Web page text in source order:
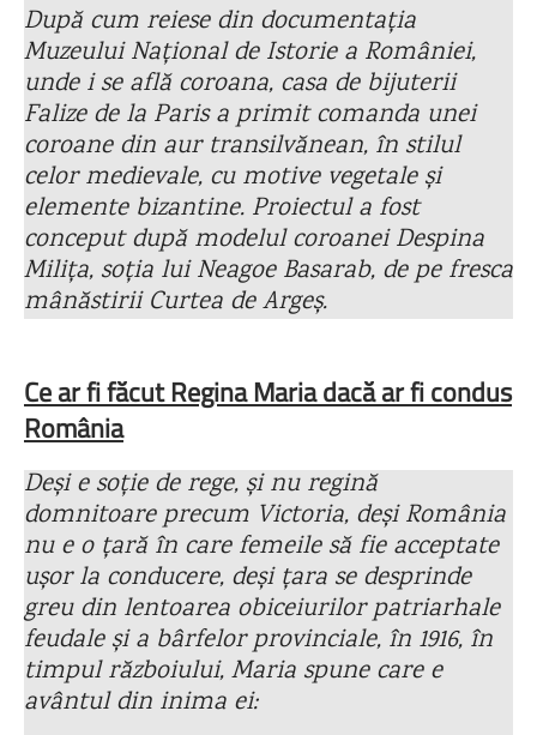
După cum reiese din documentația
Muzeului Național de Istorie a României,
unde i se află coroana, casa de bijuterii
Falize de la Paris a primit comanda unei
coroane din aur transilvănean, în stilul
celor medievale, cu motive vegetale și
elemente bizantine. Proiectul a fost
conceput după modelul coroanei Despina
Milița, soția lui Neagoe Basarab, de pe fresca
mânăstirii Curtea de Argeș.
Ce ar fi făcut Regina Maria dacă ar fi condus
România
Deși e soție de rege, și nu regină
domnitoare precum Victoria, deși România
nu e o țară în care femeile să fie acceptate
ușor la conducere, deși țara se desprinde
greu din lentoarea obiceiurilor patriarhale
feudale și a bârfelor provinciale, în 1916, în
timpul războiului, Maria spune care e
avântul din inima ei: